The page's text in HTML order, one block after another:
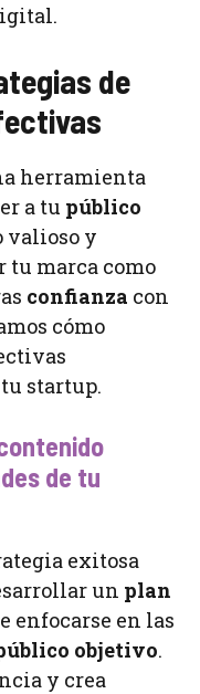
de
herramienta
a tu público
valioso y
tu marca como
confianza con
cómo
startup.
de tu
exitosa
un plan
enfocarse en las
objetivo.
y crea